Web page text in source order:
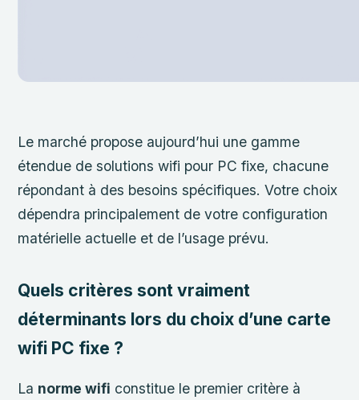
Le marché propose aujourd’hui une gamme
étendue de solutions wifi pour PC fixe, chacune
répondant à des besoins spécifiques. Votre choix
dépendra principalement de votre configuration
matérielle actuelle et de l’usage prévu.
Quels critères sont vraiment
déterminants lors du choix d’une carte
wifi PC fixe ?
La norme wifi constitue le premier critère à